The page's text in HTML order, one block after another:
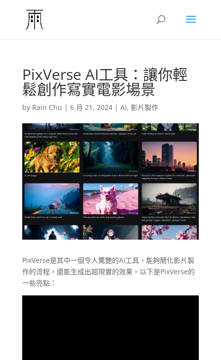
PixVerse AI工具：讓你輕
鬆創作寫實電影場景
by Rain Chu | 6 月 21, 2024| AI, 影片製作
PixVerse是其中一個令人驚艷的AI工具，能夠簡化影片製
作的流程，還能生成出超現實的效果。以下是PixVerse的
一些亮點：